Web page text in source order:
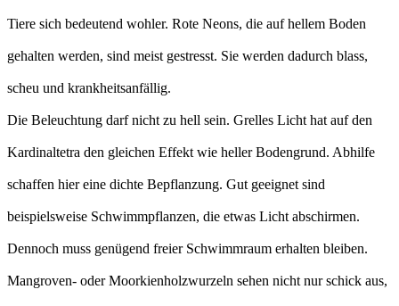
Tiere sich bedeutend wohler. Rote Neons, die auf hellem Boden
gehalten werden, sind meist gestresst. Sie werden dadurch blass,
scheu und krankheitsanfällig.
Die Beleuchtung darf nicht zu hell sein. Grelles Licht hat auf den
Kardinaltetra den gleichen Effekt wie heller Bodengrund. Abhilfe
schaffen hier eine dichte Bepflanzung. Gut geeignet sind
beispielsweise Schwimmpflanzen, die etwas Licht abschirmen.
Dennoch muss genügend freier Schwimmraum erhalten bleiben.
Mangroven- oder Moorkienholzwurzeln sehen nicht nur schick aus,